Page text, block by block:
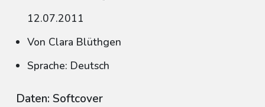
12.07.2011
Von Clara Blüthgen
Sprache: Deutsch
Daten: Softcover